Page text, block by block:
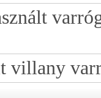
villany